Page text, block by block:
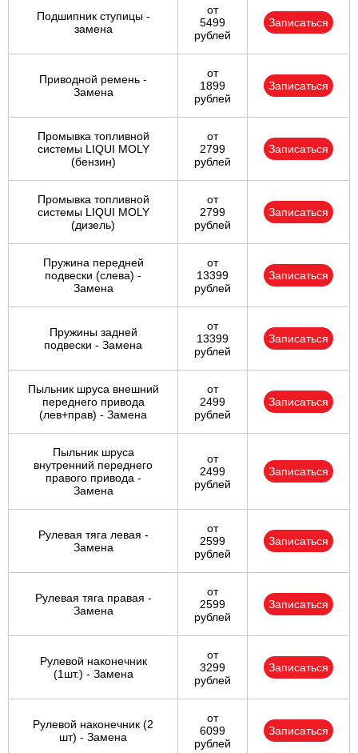
Подшипник ступицы -
замена
от
5499
рублей
Записаться
Приводной ремень -
Замена
от
1899
рублей
Записаться
Промывка топливной
системы LIQUI MOLY
(бензин)
от
2799
рублей
Записаться
Промывка топливной
системы LIQUI MOLY
(дизель)
от
2799
рублей
Записаться
Пружина передней
подвески (слева) -
Замена
от
13399
рублей
Записаться
Пружины задней
подвески - Замена
от
13399
рублей
Записаться
Пыльник шруса внешний
переднего привода
(лев+прав) - Замена
от
2499
рублей
Записаться
Пыльник шруса
внутренний переднего
правого привода -
Замена
от
2499
рублей
Записаться
Рулевая тяга левая -
Замена
от
2599
рублей
Записаться
Рулевая тяга правая -
Замена
от
2599
рублей
Записаться
Рулевой наконечник
(1шт.) - Замена
от
3299
рублей
Записаться
Рулевой наконечник (2
шт) - Замена
от
6099
рублей
Записаться